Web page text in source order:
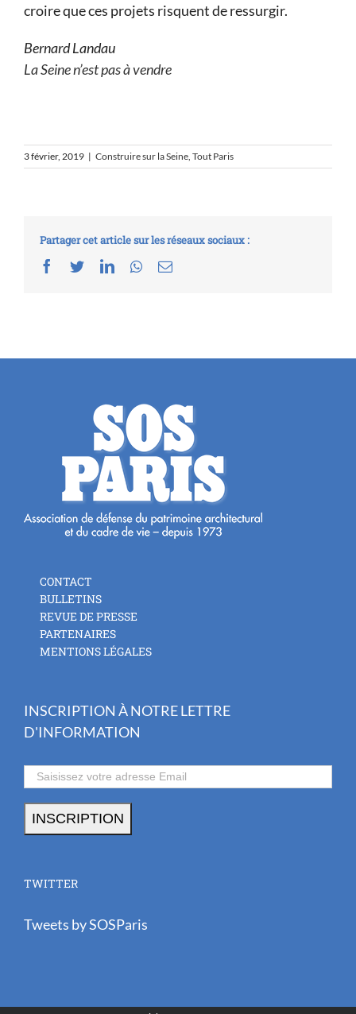
croire que ces projets risquent de ressurgir.
Bernard Landau
La Seine n’est pas à vendre
3 février, 2019 | Construire sur la Seine Tout Paris
Partager cet article sur les réseaux sociaux :
Facebook
TwitterLinkedInWhatsapp
Email
CONTACT
BULLETINS
REVUE DE PRESSE
PARTENAIRES
MENTIONS LÉGALES
INSCRIPTION À NOTRE LETTRE
D'INFORMATION
TWITTER
Tweets by SOSParis